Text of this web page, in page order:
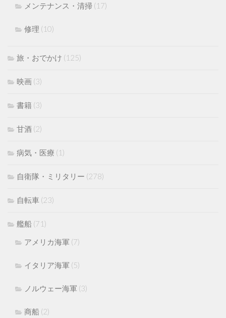
メンテナンス・清掃 (17)
修理 (10)
旅・おでかけ (125)
映画 (3)
書籍 (3)
甘酒 (2)
病気・医療 (1)
自衛隊・ミリタリー (278)
自転車 (23)
艦船 (71)
アメリカ海軍 (7)
イタリア海軍 (5)
ノルウェー海軍 (3)
商船 (2)